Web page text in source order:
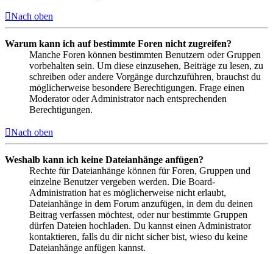
Nach oben
Warum kann ich auf bestimmte Foren nicht zugreifen?
Manche Foren können bestimmten Benutzern oder Gruppen
vorbehalten sein. Um diese einzusehen, Beiträge zu lesen, zu
schreiben oder andere Vorgänge durchzuführen, brauchst du
möglicherweise besondere Berechtigungen. Frage einen
Moderator oder Administrator nach entsprechenden
Berechtigungen.
Nach oben
Weshalb kann ich keine Dateianhänge anfügen?
Rechte für Dateianhänge können für Foren, Gruppen und
einzelne Benutzer vergeben werden. Die Board-
Administration hat es möglicherweise nicht erlaubt,
Dateianhänge in dem Forum anzufügen, in dem du deinen
Beitrag verfassen möchtest, oder nur bestimmte Gruppen
dürfen Dateien hochladen. Du kannst einen Administrator
kontaktieren, falls du dir nicht sicher bist, wieso du keine
Dateianhänge anfügen kannst.